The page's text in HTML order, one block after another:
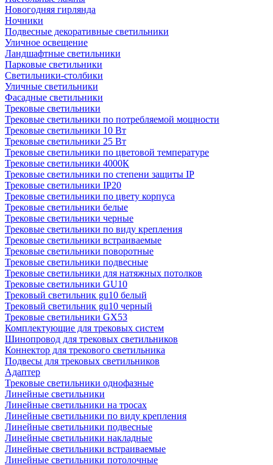
Новогодняя гирлянда
Ночники
Подвесные декоративные светильники
Уличное освещение
Ландшафтные светильники
Парковые светильники
Светильники-столбики
Уличные светильники
Фасадные светильники
Трековые светильники
Трековые светильники по потребляемой мощности
Трековые светильники 10 Вт
Трековые светильники 25 Вт
Трековые светильники по цветовой температуре
Трековые светильники 4000К
Трековые светильники по степени защиты IP
Трековые светильники IP20
Трековые светильники по цвету корпуса
Трековые светильники белые
Трековые светильники черные
Трековые светильники по виду крепления
Трековые светильники встраиваемые
Трековые светильники поворотные
Трековые светильники подвесные
Трековые светильники для натяжных потолков
Трековые светильники GU10
Трековый светильник gu10 белый
Трековый светильник gu10 черный
Трековые светильники GX53
Комплектующие для трековых систем
Шинопровод для трековых светильников
Коннектор для трекового светильника
Подвесы для трековых светильников
Адаптер
Трековые светильники однофазные
Линейные светильники
Линейные светильники на тросах
Линейные светильники по виду крепления
Линейные светильники подвесные
Линейные светильники накладные
Линейные светильники встраиваемые
Линейные светильники потолочные